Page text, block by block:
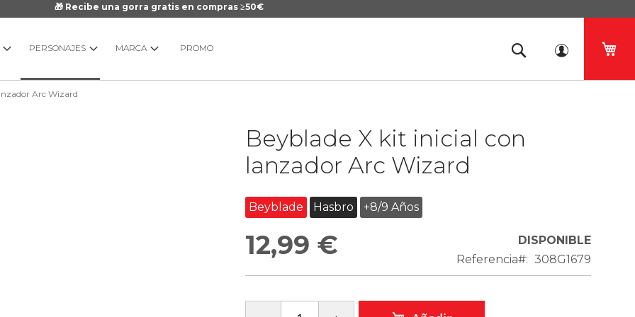
🎁 Recibe una gorra gratis en compras ≥50€
PERSONAJES MARCA PROMO
Arc Wizard
Beyblade X kit inicial con
lanzador Arc Wizard
Beyblade Hasbro +8/9 Años
12,99 €
DISPONIBLE
Referencia
308G1679
galería
imágenes